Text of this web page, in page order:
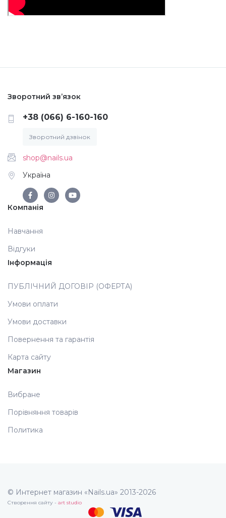
Зворотний зв’язок
+38 (066) 6-160-160
Зворотний дзвінок
shop@nails.ua
Україна
Компанія
Навчання
Відгуки
Інформація
ПУБЛІЧНИЙ ДОГОВІР (ОФЕРТА)
Умови оплати
Умови доставки
Повернення та гарантія
Карта сайту
Магазин
Вибране
Порівняння товарів
Политика
© Интернет магазин «Nails.ua» 2013-2026
Створення сайту - art studio